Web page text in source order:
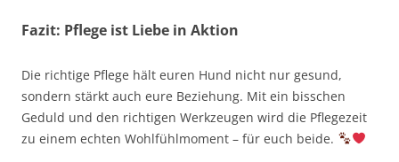
Fazit: Pflege ist Liebe in Aktion
Die richtige Pflege hält euren Hund nicht nur gesund,
sondern stärkt auch eure Beziehung. Mit ein bisschen
Geduld und den richtigen Werkzeugen wird die Pflegezeit
zu einem echten Wohlfühlmoment – für euch beide.